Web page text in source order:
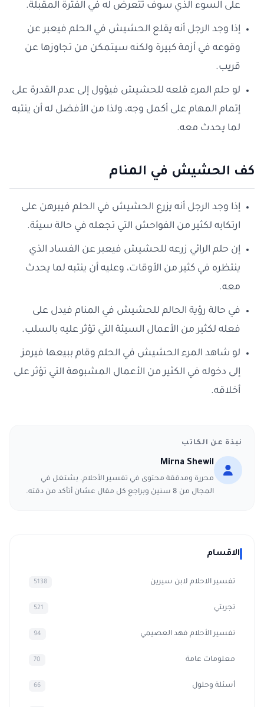
على السوء الذي سوف تتعرض له في الفترة المقبلة.
إذا وجد الرجل أنه يقلع الحشيش في الحلم فيعبر عن
وقوعه في أزمة كبيرة ولكنه سيتمكن من تجاوزها عن
قريب.
لو حلم المرء قلعه للحشيش فيؤول إلى عدم القدرة على
إتمام المهام على أكمل وجه، ولذا من الأفضل له أن ينتبه
لما يحدث معه.
كف الحشيش في المنام
إذا وجد الرجل أنه يزرع الحشيش في الحلم فيبرهن على
ارتكابه لكثير من الفواحش التي تجعله في حالة سيئة.
إن حلم الرائي زرعه للحشيش فيعبر عن الفساد الذي
ينتظره في كثير من الأوقات، وعليه أن ينتبه لما يحدث
معه.
في حالة رؤية الحالم للحشيش في المنام فيدل على
فعله لكثير من الأعمال السيئة التي تؤثر عليه بالسلب.
لو شاهد المرء الحشيش في الحلم وقام ببيعها فيرمز
إلى دخوله في الكثير من الأعمال المشبوهة التي تؤثر على
أخلاقه.
نبذة عن الكاتب
Mirna Shewil
محررة ومدققة محتوى في تفسير الأحلام. بشتغل في
المجال من 8 سنين وبراجع كل مقال عشان أتأكد من دقته.
الاقسام
تفسير الاحلام لابن سيرين 5138
تجربتي 521
تفسير الأحلام فهد العصيمي 94
معلومات عامة 70
أسئلة وحلول 66